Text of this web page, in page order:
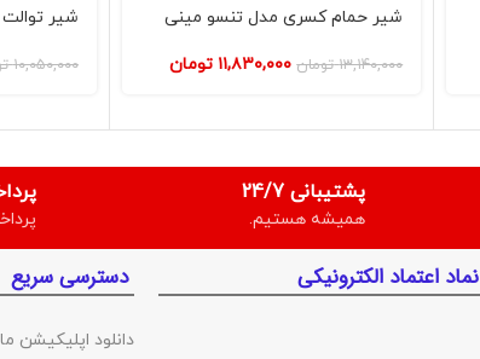
شیر حمام کسری مدل تنسو مینی
۱۳,۱۴۰,۰۰۰ تومان ۱۱,۸۳۰,۰۰۰ تومان
شیر
۱۰,۰۵۰,۰۰۰
پشتیبانی 24/7
همیشه هستیم.
نماد اعتماد الکترونیکی دسترسی سریع
دانلود اپلیکیشن ما